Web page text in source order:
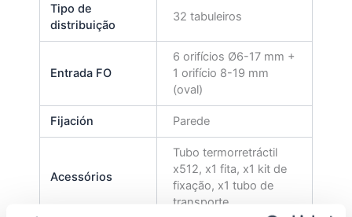
Tipo de
distribuição
32 tabuleiros
Entrada FO
6 orifícios Ø6-17 mm +
1 orifício 8-19 mm
(oval)
Fijación Parede
Acessórios
Tubo termorretráctil
x512, x1 fita, x1 kit de
fixação, x1 tubo de
transporte